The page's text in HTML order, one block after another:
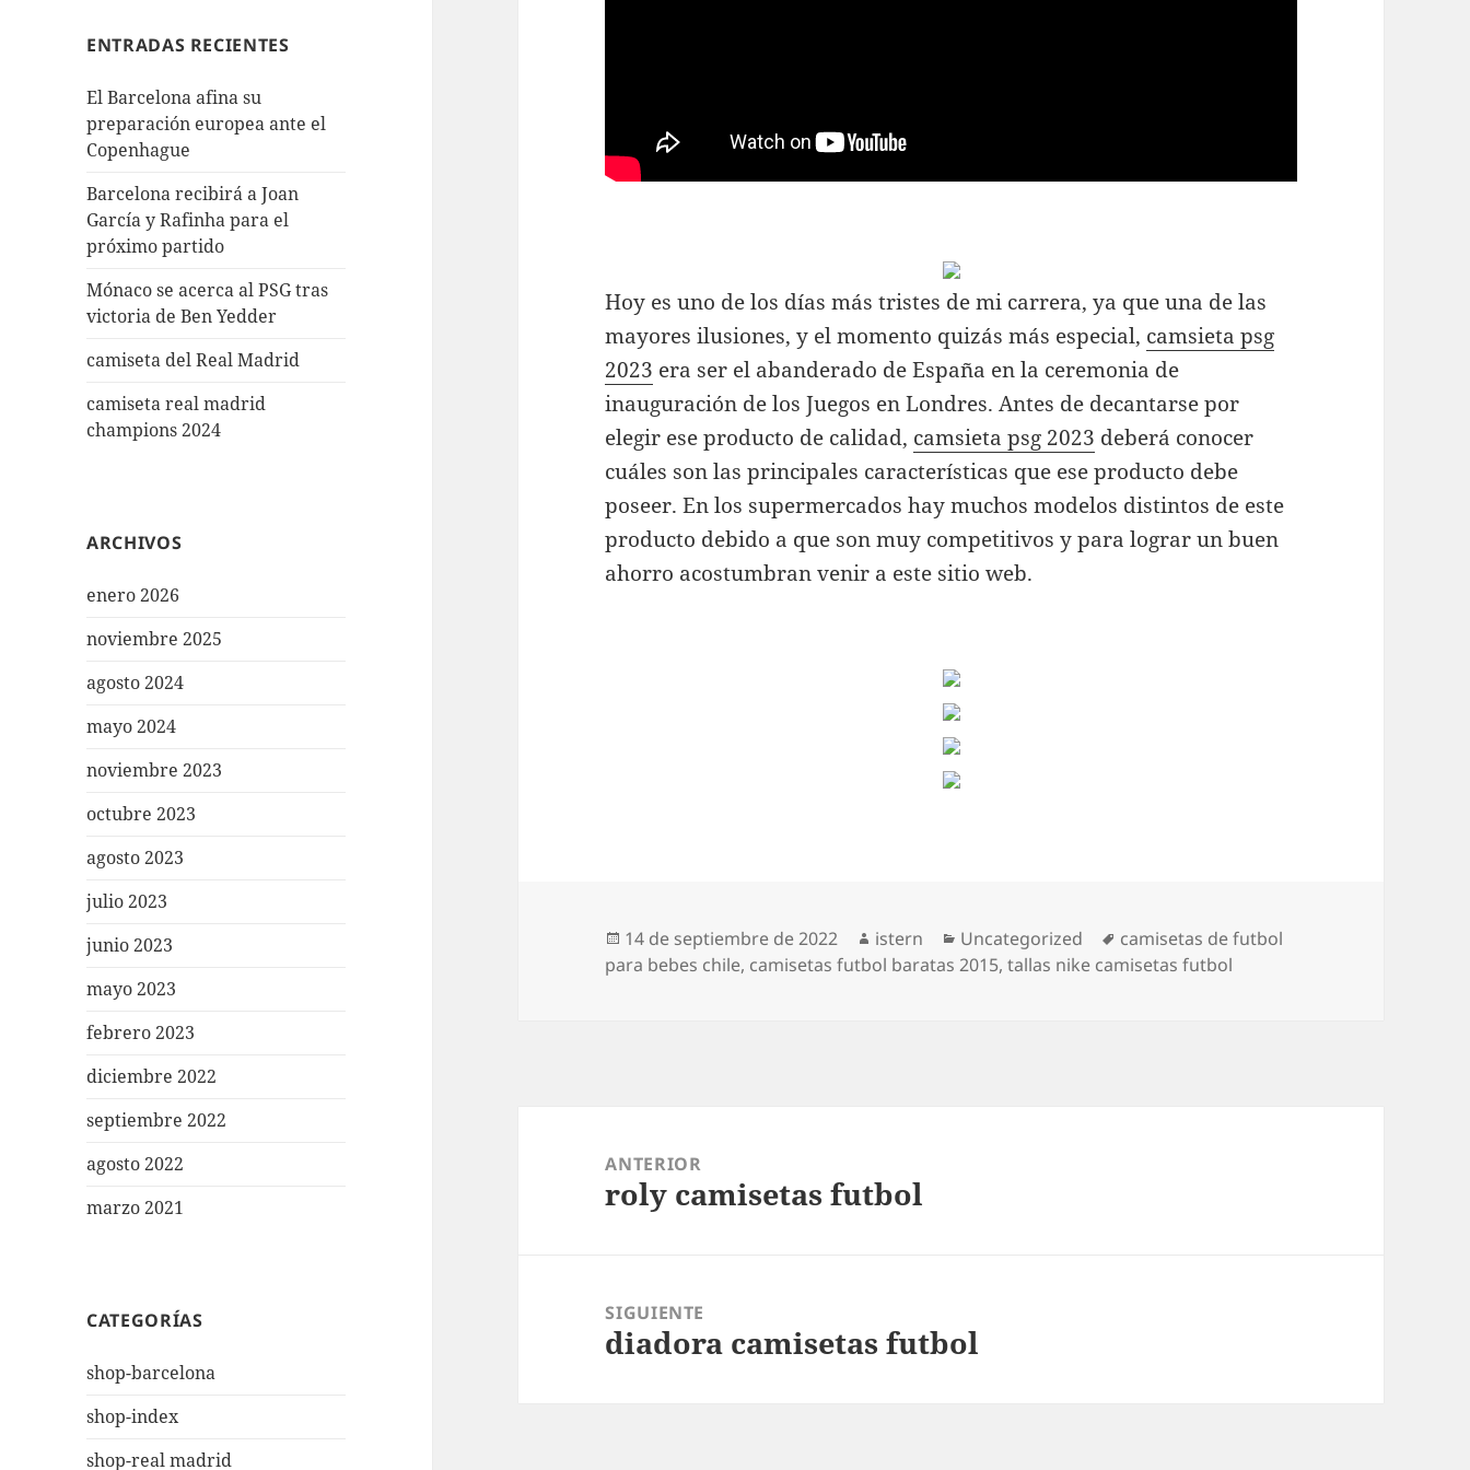
ENTRADAS RECIENTES
El Barcelona afina su
preparación europea ante el
Copenhague
Barcelona recibirá a Joan
García y Rafinha para el
próximo partido
Mónaco se acerca al PSG tras
victoria de Ben Yedder
camiseta del Real Madrid
camiseta real madrid
champions 2024
ARCHIVOS
enero 2026
noviembre 2025
agosto 2024
mayo 2024
noviembre 2023
octubre 2023
agosto 2023
julio 2023
junio 2023
mayo 2023
febrero 2023
diciembre 2022
septiembre 2022
agosto 2022
marzo 2021
CATEGORÍAS
shop-barcelona
shop-index
shop-real madrid
Hoy es uno de los días más tristes de mi carrera, ya que una de las
mayores ilusiones, y el momento quizás más especial, camsieta psg
2023 era ser el abanderado de España en la ceremonia de
inauguración de los Juegos en Londres. Antes de decantarse por
elegir ese producto de calidad, camsieta psg 2023 deberá conocer
cuáles son las principales características que ese producto debe
poseer. En los supermercados hay muchos modelos distintos de este
producto debido a que son muy competitivos y para lograr un buen
ahorro acostumbran venir a este sitio web.
Publicado
el
14 de septiembre de 2022 Autor
istern Categorías
Uncategorized Etiquetas
camisetas de futbol
para bebes chile, camisetas futbol baratas 2015,tallas nike camisetas futbol
entradas
ANTERIOR
Entrada
roly camisetas futbol
SIGUIENTE
Entrada
diadora camisetas futbol